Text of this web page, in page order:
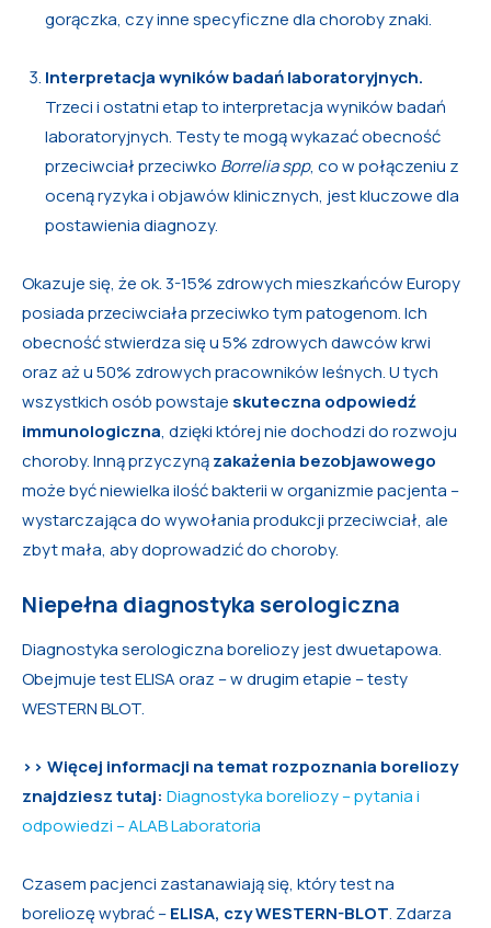
gorączka, czy inne specyficzne dla choroby znaki.
Interpretacja wyników badań laboratoryjnych.
Trzeci i ostatni etap to interpretacja wyników badań
laboratoryjnych. Testy te mogą wykazać obecność
przeciwciał przeciwko Borrelia spp, co w połączeniu z
oceną ryzyka i objawów klinicznych, jest kluczowe dla
postawienia diagnozy.
Okazuje się, że ok. 3-15% zdrowych mieszkańców Europy
posiada przeciwciała przeciwko tym patogenom. Ich
obecność stwierdza się u 5% zdrowych dawców krwi
oraz aż u 50% zdrowych pracowników leśnych. U tych
wszystkich osób powstaje skuteczna odpowiedź
immunologiczna, dzięki której nie dochodzi do rozwoju
choroby. Inną przyczynązakażenia bezobjawowego
może być niewielka ilość bakterii w organizmie pacjenta –
wystarczająca do wywołania produkcji przeciwciał, ale
zbyt mała, aby doprowadzić do choroby.
Niepełna diagnostyka serologiczna
Diagnostyka serologiczna boreliozy jest dwuetapowa.
Obejmuje test ELISA oraz – w drugim etapie – testy
WESTERN BLOT.
>> Więcej informacji na temat rozpoznania boreliozy
znajdziesz tutaj: Diagnostyka boreliozy – pytania i
odpowiedzi – ALAB Laboratoria
Czasem pacjenci zastanawiają się, który test na
boreliozę wybrać –ELISA, czy WESTERN-BLOT. Zdarza